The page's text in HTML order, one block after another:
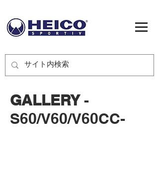
GALLERY-
S60/V60/V60CC-
>